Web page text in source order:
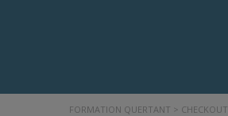
FORMATION QUERTANT > CHECKOUT